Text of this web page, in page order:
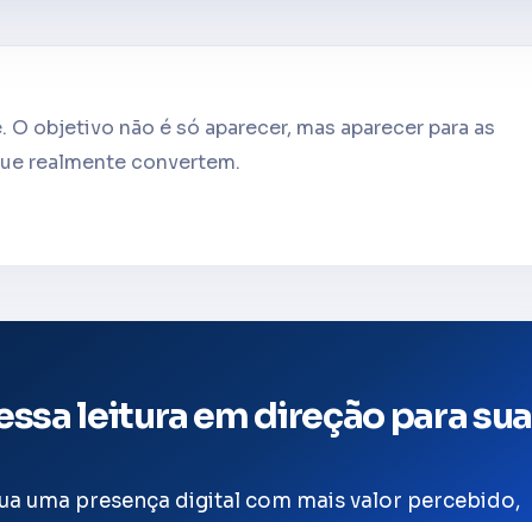
O objetivo não é só aparecer, mas aparecer para as
realmente convertem.
leitura em direção para sua
uma presença digital com mais valor percebido,